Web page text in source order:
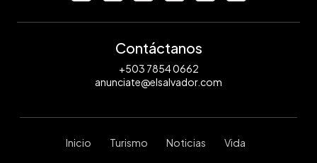
Contáctanos
+503 7854 0662
anunciate@elsalvador.com
Inicio Turismo Noticias Vida